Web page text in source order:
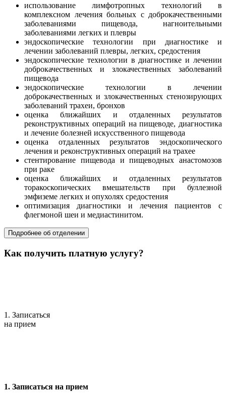
использование лимфотропных технологий в
комплексном лечения больных с доброкачественными
заболеваниями пищевода, нагноительными
заболеваниями легких и плевры
эндоскопические технологии при диагностике и
лечении заболеваний плевры, легких, средостения
эндоскопические технологии в диагностике и лечении
доброкачественных и злокачественных заболеваний
пищевода
эндоскопические технологии в лечении
доброкачественных и злокачественных стенозирующих
заболеваний трахеи, бронхов
оценка ближайших и отдаленных результатов
реконструктивных операций на пищеводе, диагностика
и лечение болезней искусственного пищевода
оценка отдаленных результатов эндоскопического
лечения и реконструктивных операций на трахее
стентирование пищевода и пищеводных анастомозов
при раке
оценка ближайших и отдаленных результатов
торакоскопических вмешательств при буллезной
эмфиземе легких и опухолях средостения
оптимизация диагностики и лечения пациентов с
флегмоной шеи и медиастинитом.
Подробнее об отделении
Как получить платную услугу?
1. Записаться
на прием
1. Записаться на прием